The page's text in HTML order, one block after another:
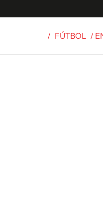
/ FÚTBOL /